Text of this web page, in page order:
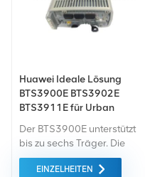
Huawei Ideale Lösung
BTS3900E BTS3902E
BTS3911E für Urban
Der BTS3900E unterstützt
bis zu sechs Träger. Die
Kapazität des BTS3900E ist
durch den Zusatz von
EINZELHEITEN